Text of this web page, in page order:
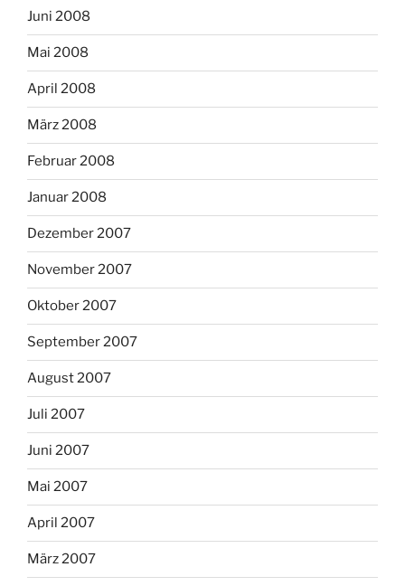
Juni 2008
Mai 2008
April 2008
März 2008
Februar 2008
Januar 2008
Dezember 2007
November 2007
Oktober 2007
September 2007
August 2007
Juli 2007
Juni 2007
Mai 2007
April 2007
März 2007